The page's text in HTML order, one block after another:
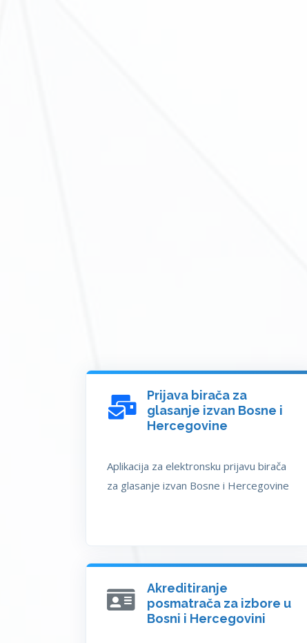
Prijava birača za
glasanje izvan Bosne i
Hercegovine
Aplikacija za elektronsku prijavu birača
za glasanje izvan Bosne i Hercegovine
Akreditiranje
posmatrača za izbore u
Bosni i Hercegovini